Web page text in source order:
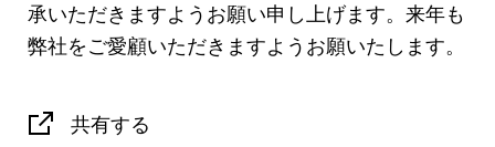
承いただきますようお願い申し上げます。来年も
弊社をご愛顧いただきますようお願いたします。
共有する